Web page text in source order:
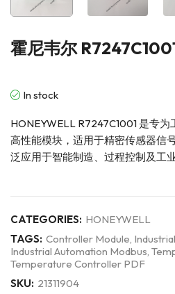
霍尼韦尔
In stock
HONEYWELL R7247C1001 是专
高性能模块，适用于精密传感器信
泛应用于智能制造、过程控制及工
CATEGORIES: HONEYWELL
TAGS: Controller Module
Industrial Automation Modbus
Temperature Controller PDF
SKU: 21311904